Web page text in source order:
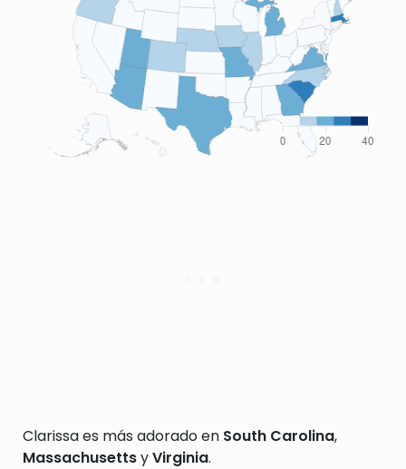
Clarissa es más adorado en South Carolina,
MassachusettsyVirginia.